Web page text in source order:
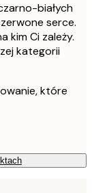
białych
serce.
kim Ci zależy.
kategorii
które